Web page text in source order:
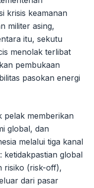
krisis keamanan
militer asing,
itu, sekutu
menolak terlibat
pembukaan
pasokan energi
pelak memberikan
global, dan
melalui tiga kanal
ketidakpastian global
risiko (risk-off),
dari pasar